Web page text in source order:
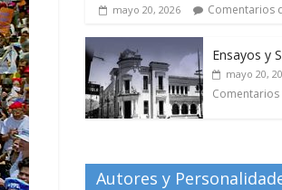
mayo 20, 2026 Comentarios
Ensayos y
mayo 20,
Autores y